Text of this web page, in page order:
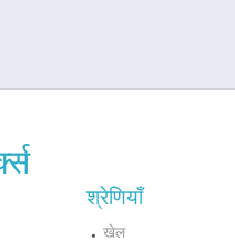
श्रेणियाँ
खेल